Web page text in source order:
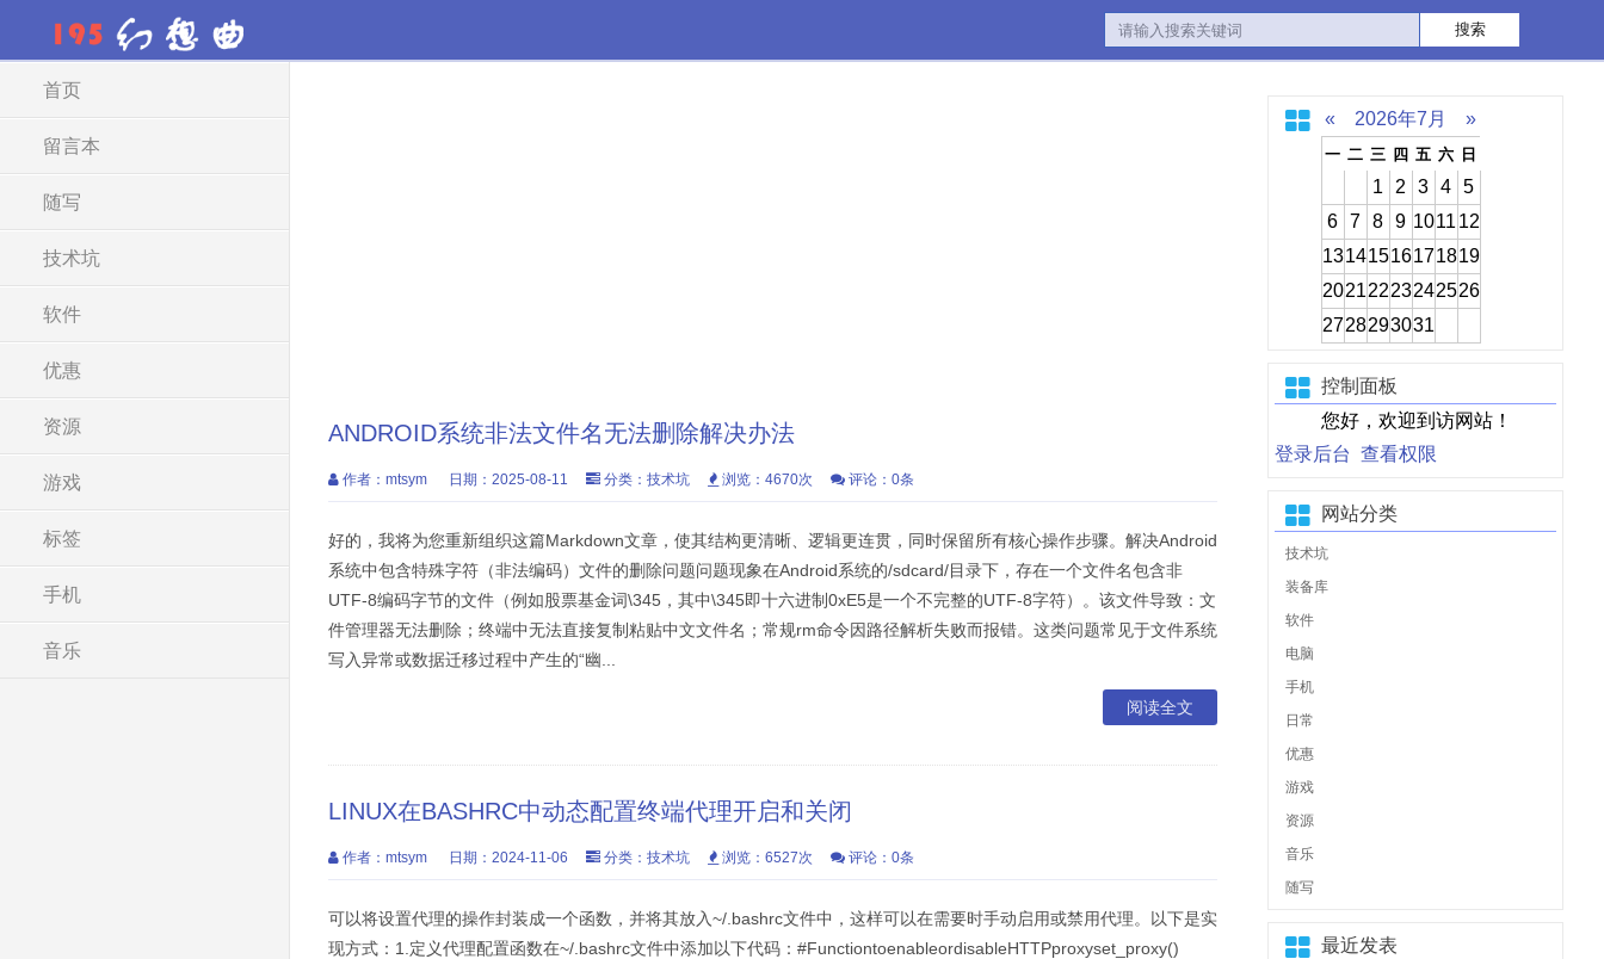
首页
留言本
随写
技术坑
软件
优惠
资源
游戏
标签
手机
音乐
ANDROID系统非法文件名无法删除解决办法
作者：mtsym 日期：2025-08-11 分类：技术坑 浏览：4670次 评论：0条
好的，我将为您重新组织这篇Markdown文章，使其结构更清晰、逻辑更连贯，同时保留所有核心操作步骤。解决Android
系统中包含特殊字符（非法编码）文件的删除问题问题现象在Android系统的/sdcard/目录下，存在一个文件名包含非
UTF-8编码字节的文件（例如股票基金词\345，其中\345即十六进制0xE5是一个不完整的UTF-8字符）。该文件导致：文
件管理器无法删除；终端中无法直接复制粘贴中文文件名；常规rm命令因路径解析失败而报错。这类问题常见于文件系统
写入异常或数据迁移过程中产生的“幽...
阅读全文
LINUX在BASHRC中动态配置终端代理开启和关闭
作者：mtsym 日期：2024-11-06 分类：技术坑 浏览：6527次 评论：0条
可以将设置代理的操作封装成一个函数，并将其放入~/.bashrc文件中，这样可以在需要时手动启用或禁用代理。以下是实
现方式：1.定义代理配置函数在~/.bashrc文件中添加以下代码：#FunctiontoenableordisableHTTPproxyset_proxy()
« 2026年7月 »
一 二 三 四 五 六 日
1 2 3 4 5
6 7 8 9 1011 12
13141516171819
20212223242526
2728293031
控制面板
您好，欢迎到访网站！
登录后台 查看权限
网站分类
技术坑
装备库
软件
电脑
手机
日常
优惠
游戏
资源
音乐
随写
最近发表